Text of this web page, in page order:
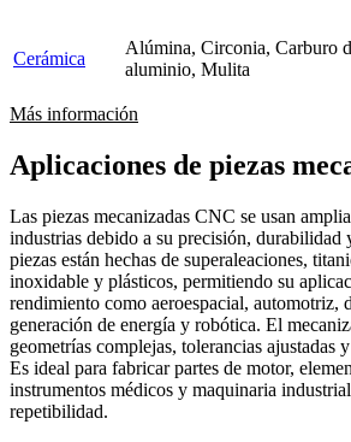
Cerámica
Alúmina, Circonia, Carburo
aluminio, Mulita
Más información
Aplicaciones de piezas
Las piezas mecanizadas CNC se usan
industrias debido a su precisión, durabilidad
piezas están hechas de superaleaciones,
inoxidable y plásticos, permitiendo su
rendimiento como aeroespacial, automotriz,
generación de energía y robótica. El
geometrías complejas, tolerancias ajustadas
Es ideal para fabricar partes de motor,
instrumentos médicos y maquinaria
repetibilidad.